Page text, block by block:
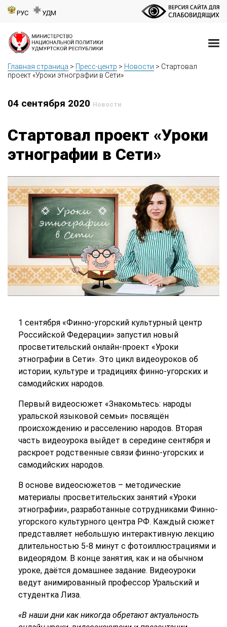
РУС УДМ
Главная страница > Пресс-центр > Новости > Стартовал
проект «Уроки этнографии в Сети»
04 сентября 2020 Новости
Стартовал проект «Уроки
этнографии в Сети»
1 сентября «Финно-угорский культурный центр
Российской Федерации» запустил новый
просветительский онлайн-проект «Уроки
этнографии в Сети». Это цикл видеоуроков об
истории, культуре и традициях финно-угорских и
самодийских народов.
Первый видеосюжет «Знакомьтесь: народы
уральской языковой семьи» посвящён
происхождению и расселению народов. Вторая
часть видеоурока выйдет в середине сентября и
раскроет родственные связи финно-угорских и
самодийских народов.
В основе видеосюжетов – методические
материалы просветительских занятий «Уроки
этнографии», разработанные сотрудниками Финно-
угорского культурного центра РФ. Каждый сюжет
представляет небольшую интерактивную лекцию
длительностью 5-8 минут с фотоиллюстрациями и
видеорядом. В конце занятия, как и на обычном
уроке, даётся домашнее задание. Видеоуроки
ведут анимированный профессор Уральский и
студентка Лиза.
«В наши дни как никогда обретают актуальность